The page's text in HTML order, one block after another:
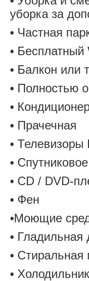
уборка за
• Частная
•
• Балкон или
• Полностью
•
• Прачечная
• Телевизоры
•
• CD / DVD-
• Фен
•Моющие
• Гладильная
•
• Холодильник